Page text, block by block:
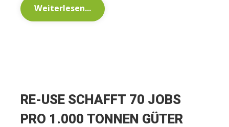
Weiterlesen...
RE-USE SCHAFFT 70 JOBS
PRO 1.000 TONNEN GÜTER